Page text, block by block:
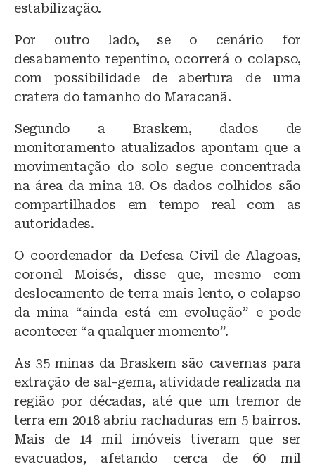
estabilização.
Por outro lado, se o cenário for
desabamento repentino, ocorrerá o colapso,
com possibilidade de abertura de uma
cratera do tamanho do Maracanã.
Segundo a Braskem, dados de
monitoramento atualizados apontam que a
movimentação do solo segue concentrada
na área da mina 18. Os dados colhidos são
compartilhados em tempo real com as
autoridades.
O coordenador da Defesa Civil de Alagoas,
coronel Moisés, disse que, mesmo com
deslocamento de terra mais lento, o colapso
da mina “ainda está em evolução” e pode
acontecer “a qualquer momento”.
As 35 minas da Braskem são cavernas para
extração de sal-gema, atividade realizada na
região por décadas, até que um tremor de
terra em 2018 abriu rachaduras em 5 bairros.
Mais de 14 mil imóveis tiveram que ser
evacuados, afetando cerca de 60 mil